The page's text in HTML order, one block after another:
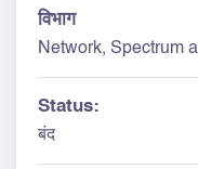
विभाग
Network, Spectrum
Status:
बंद